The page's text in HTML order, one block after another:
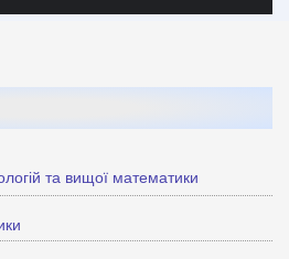
та вищої математики